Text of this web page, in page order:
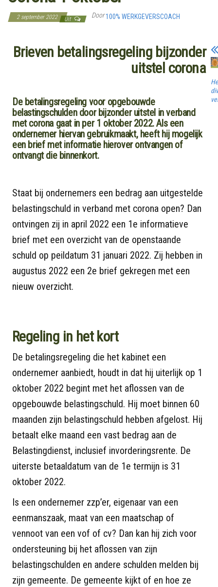
2 september 2022 Uit Door100% WERKGEVERSCOACH
Brieven betalingsregeling bijzonder
uitstel corona
De betalingsregeling voor opgebouwde
belastingschulden door bijzonder uitstel in verband
met corona gaat in per 1 oktober 2022. Als een
ondernemer hiervan gebruikmaakt, heeft hij mogelijk
een brief met informatie hierover ontvangen of
ontvangt die binnenkort.
Staat bij ondernemers een bedrag aan uitgestelde
belastingschuld in verband met corona open? Dan
ontvingen zij in april 2022 een 1e informatieve
brief met een overzicht van de openstaande
schuld op peildatum 31 januari 2022. Zij hebben in
augustus 2022 een 2e brief gekregen met een
nieuw overzicht.
Regeling in het kort
De betalingsregeling die het kabinet een
ondernemer aanbiedt, houdt in dat hij uiterlijk op 1
oktober 2022 begint met het aflossen van de
opgebouwde belastingschuld. Hij moet binnen 60
maanden zijn belastingschuld hebben afgelost. Hij
betaalt elke maand een vast bedrag aan de
Belastingdienst, inclusief invorderingsrente. De
uiterste betaaldatum van de 1e termijn is 31
oktober 2022.
Is een ondernemer zzp’er, eigenaar van een
eenmanszaak, maat van een maatschap of
vennoot van een vof of cv? Dan kan hij zich voor
ondersteuning bij het aflossen van zijn
belastingschulden en andere schulden melden bij
zijn gemeente. De gemeente kijkt of en hoe ze